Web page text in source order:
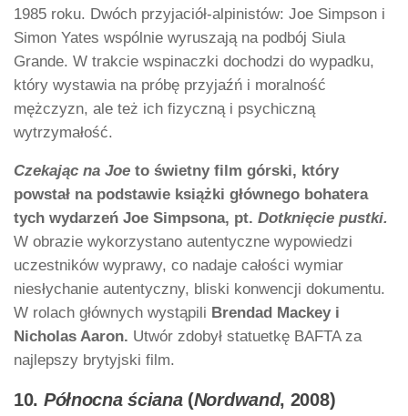
1985 roku. Dwóch przyjaciół-alpinistów: Joe Simpson i
Simon Yates wspólnie wyruszają na podbój Siula
Grande. W trakcie wspinaczki dochodzi do wypadku,
który wystawia na próbę przyjaźń i moralność
mężczyzn, ale też ich fizyczną i psychiczną
wytrzymałość.
Czekając na Joe to świetny film górski, który
powstał na podstawie książki głównego bohatera
tych wydarzeń Joe Simpsona, pt. Dotknięcie pustki.
W obrazie wykorzystano autentyczne wypowiedzi
uczestników wyprawy, co nadaje całości wymiar
niesłychanie autentyczny, bliski konwencji dokumentu.
W rolach głównych wystąpili Brendad Mackey i
Nicholas Aaron. Utwór zdobył statuetkę BAFTA za
najlepszy brytyjski film.
10. Północna ściana(Nordwand, 2008)